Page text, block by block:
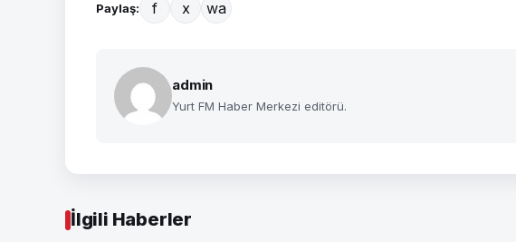
Paylaş: f x wa
admin
Yurt FM Haber Merkezi editörü.
İlgili Haberler